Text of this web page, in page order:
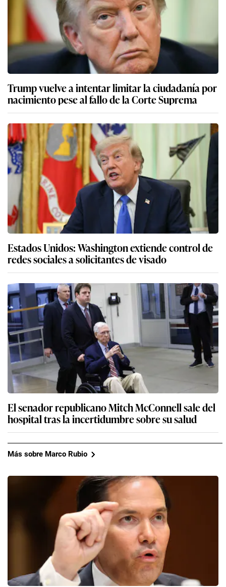
Trump vuelve a intentar limitar la ciudadanía por
nacimiento pese al fallo de la Corte Suprema
Estados Unidos: Washington extiende control de
redes sociales a solicitantes de visado
El senador republicano Mitch McConnell sale del
hospital tras la incertidumbre sobre su salud
Más sobre Marco Rubio